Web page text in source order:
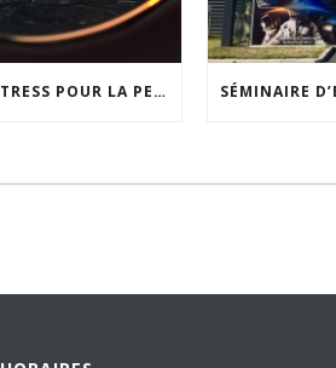
STAGE ANTISTRESS POUR LA PEUR EN AVION : VOYAGEZ SEREINEMENT